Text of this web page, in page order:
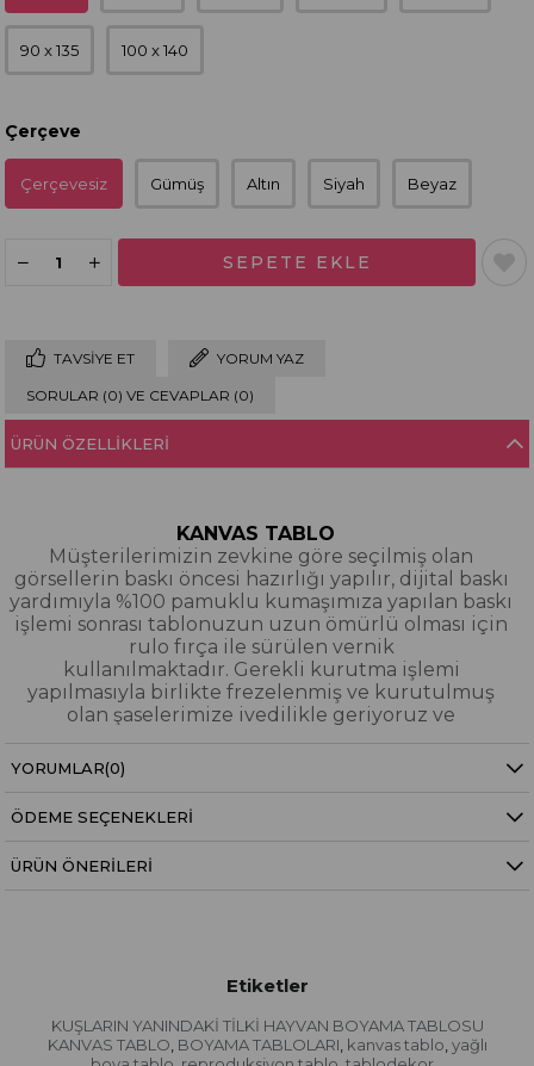
90 x 135 100 x 140
Çerçeve
Çerçevesiz Gümüş Altın Siyah Beyaz
TAVSIYE ET YORUM YAZ
SORULAR (0) VE CEVAPLAR (0)
ÜRÜN ÖZELLIKLERI
KANVAS TABLO
Müşterilerimizin zevkine göre seçilmiş olan
görsellerin baskı öncesi hazırlığı yapılır, dijital baskı
yardımıyla %100 pamuklu kumaşımıza yapılan baskı
işlemi sonrası tablonuzun uzun ömürlü olması için
rulo fırça ile sürülen vernik
kullanılmaktadır. Gerekli kurutma işlemi
yapılmasıyla birlikte frezelenmiş ve kurutulmuş
olan şaselerimize ivedilikle geriyoruz ve
paketleyerek tarafınıza gönderiyoruz.
YAĞLI BOYA & SİM DOKULU TABLO
dijital baskı alınıp hazırlanarak üzerine spatula
eşliğinde boya dokunuşları / sim işlemeleri kısmi
Sim Dokulu Tablo Nedir?
YORUMLAR(0)
ÖDEME SEÇENEKLERI
ÜRÜN ÖNERILERI
Etiketler
KUŞLARIN YANINDAKİ TİLKİ HAYVAN BOYAMA TABLOSU
KANVAS TABLO, BOYAMA TABLOLARI, kanvas tablo, yağlı